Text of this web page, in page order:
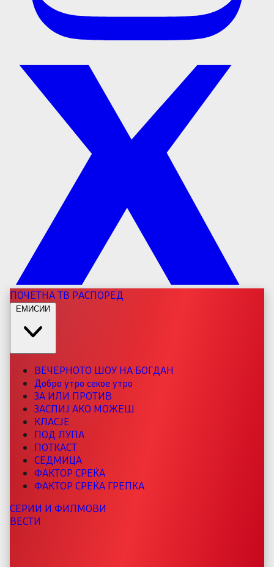
ПОЧЕТНАТВ РАСПОРЕД
ЕМИСИИ
ВЕЧЕРНОТО ШОУ НА БОГДАН
Добро утро секое утро
ЗА ИЛИ ПРОТИВ
ЗАСПИЈ АКО МОЖЕШ
КЛАСЈЕ
ПОД ЛУПА
ПОТКАСТ
СЕДМИЦА
ФАКТОР СРЕЌА
ФАКТОР СРЕЌА ГРЕПКА
СЕРИИ И ФИЛМОВИ
ВЕСТИ